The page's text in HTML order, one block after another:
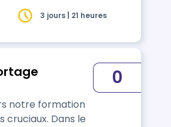
3 jours | 21 heures
notre formation
cruciaux. Dans le
0